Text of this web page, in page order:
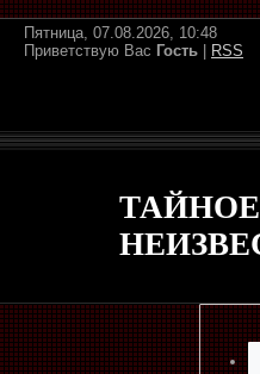
Пятница, 07.08.2026, 10:48
Приветствую Вас Гость RSS